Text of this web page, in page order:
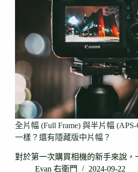
全片幅 (Full Frame) 與半片幅
一樣？還有隱藏版中片幅？
對於第一次購買相機的新手來說
Evan 右衛門
2024-09-22